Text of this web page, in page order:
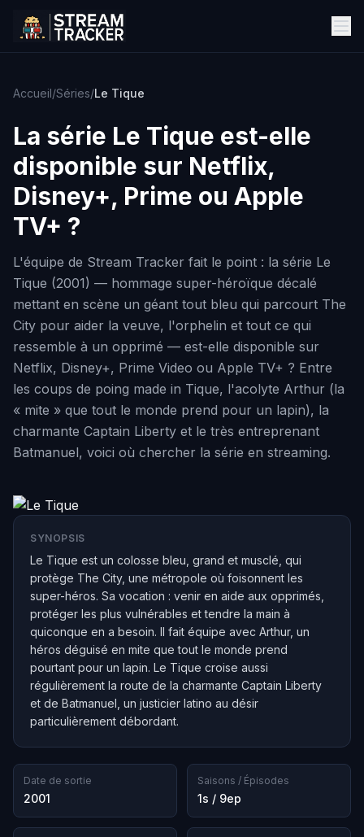
Accueil/Séries/Le Tique
La série Le Tique est-elle
disponible sur Netflix,
Disney+, Prime ou Apple
TV+ ?
L'équipe de Stream Tracker fait le point : la série Le
Tique (2001) — hommage super-héroïque décalé
mettant en scène un géant tout bleu qui parcourt The
City pour aider la veuve, l'orphelin et tout ce qui
ressemble à un opprimé — est-elle disponible sur
Netflix, Disney+, Prime Video ou Apple TV+ ? Entre
les coups de poing made in Tique, l'acolyte Arthur (la
« mite » que tout le monde prend pour un lapin), la
charmante Captain Liberty et le très entreprenant
Batmanuel, voici où chercher la série en streaming.
SYNOPSIS
Le Tique est un colosse bleu, grand et musclé, qui
protège The City, une métropole où foisonnent les
super-héros. Sa vocation : venir en aide aux opprimés,
protéger les plus vulnérables et tendre la main à
quiconque en a besoin. Il fait équipe avec Arthur, un
héros déguisé en mite que tout le monde prend
pourtant pour un lapin. Le Tique croise aussi
régulièrement la route de la charmante Captain Liberty
et de Batmanuel, un justicier latino au désir
particulièrement débordant.
Date de sortie
2001
Saisons / Épisodes
1s / 9ep